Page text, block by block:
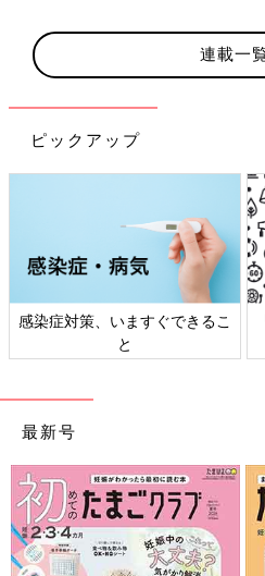
連載一
ピックアップ
感染症対策、いますぐできるこ
と
最新号